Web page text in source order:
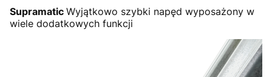
Supramatic Wyjątkowo szybki napęd wyposażony w
wiele dodatkowych funkcji